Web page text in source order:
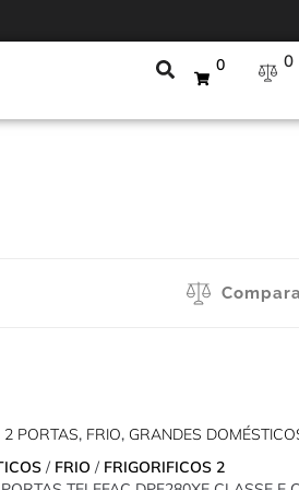
0 0
2 PORTAS, FRIO, GRANDES
/ FRIO / FRIGORIFICOS 2